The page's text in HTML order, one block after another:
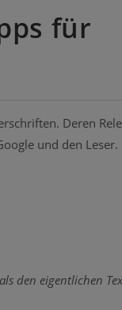
für
Deren
und den
den eigentlichen